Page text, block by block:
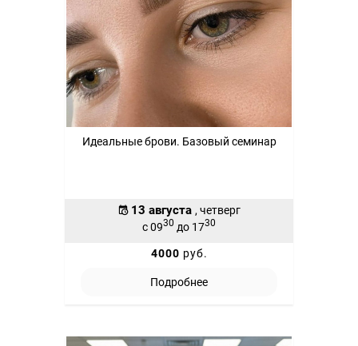
Идеальные брови. Базовый семинар
13 августа , четверг
с 0930 до 1730
4000 руб.
Подробнее